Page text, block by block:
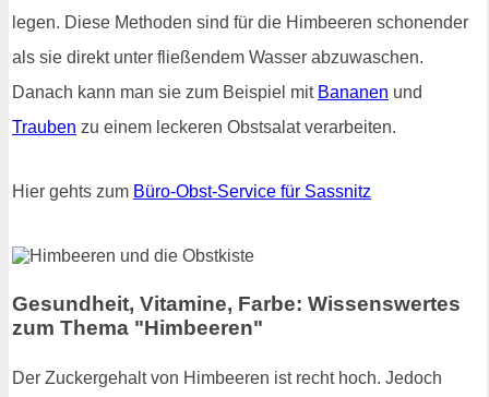
legen. Diese Methoden sind für die Himbeeren schonender
als sie direkt unter fließendem Wasser abzuwaschen.
Danach kann man sie zum Beispiel mit Bananen und
Trauben zu einem leckeren Obstsalat verarbeiten.
Hier gehts zum Büro-Obst-Service für Sassnitz
Gesundheit, Vitamine, Farbe: Wissenswertes
zum Thema "Himbeeren"
Der Zuckergehalt von Himbeeren ist recht hoch. Jedoch